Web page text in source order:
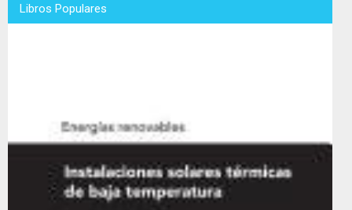
Libros Populares